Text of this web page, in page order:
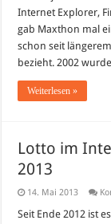
Internet Explorer,
gab Maxthon mal
schon seit
bezieht. 2002
Weiterlesen »
Lotto im
2013
14. Mai 2013
Seit Ende 2012 ist